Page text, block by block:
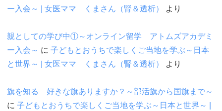
ー入会～ | 女医ママ くまさん（腎＆透析）
より
親としての学び中①～オンライン留学 アトムズアカデミ
ー入会～ に 子どもとおうちで楽しくご当地を学ぶ～日本
と世界～ | 女医ママ くまさん（腎＆透析）
より
旗を知る 好きな旗ありますか？～部活旗から国旗まで～
に 子どもとおうちで楽しくご当地を学ぶ～日本と世界～ |